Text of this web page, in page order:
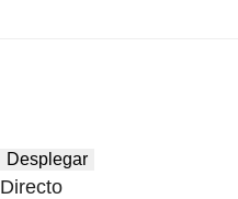
Desplegar
Directo